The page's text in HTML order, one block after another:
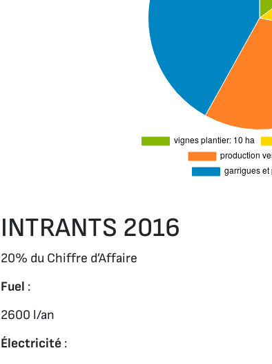
INTRANTS 2016
20% du Chiffre d’Affaire
Fuel :
2600 l/an
Électricité :